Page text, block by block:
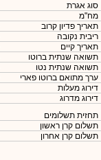
סוג אגרת
מח"מ
תאריך פדיון קרוב
ריבית נקובה
תאריך קיים
תשואה שנתית ברוטו
תשואה שנתית נטו
ערך מתואם ברוטו פארי
דירוג מעלות
דירוג מדרוג
תחזית תשלומים
תשלום קרן ראשון
תשלום קרן אחרון